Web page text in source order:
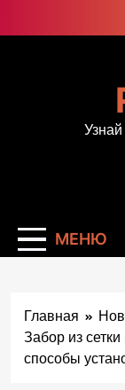
к
МЕНЮ
Главная
Забор из
способы